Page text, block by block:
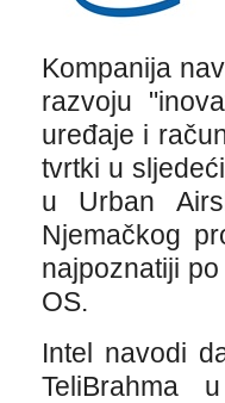
Kompanija
razvoju
uređaje i
tvrtki u
u Urban
Njemačkog
najpoznatiji
OS.
Intel navodi
TeliBrahma